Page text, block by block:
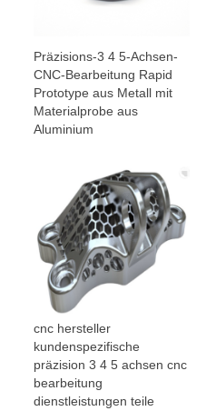
Präzisions-3 4 5-Achsen-
CNC-Bearbeitung Rapid
Prototype aus Metall mit
Materialprobe aus
Aluminium
cnc hersteller
kundenspezifische
präzision 3 4 5 achsen cnc
bearbeitung
dienstleistungen teile